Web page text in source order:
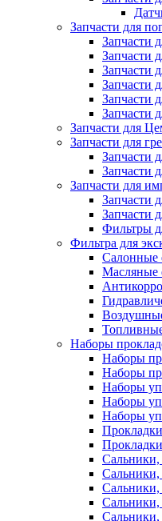
Запчасти для
Запчасти
Запчасти
Запчасти
Запчасти
Запчасти
Запчасти
Запчасти для
Запчасти для
Запчасти
Запчасти
Запчасти для
Запчасти
Запчасти
Фильтры
Фильтра для
Салонные
Масляные
Наборы
Наборы
Наборы
Наборы
Наборы
Наборы
Сальники,
Сальники,
Сальники,
Сальники,
Сальники,